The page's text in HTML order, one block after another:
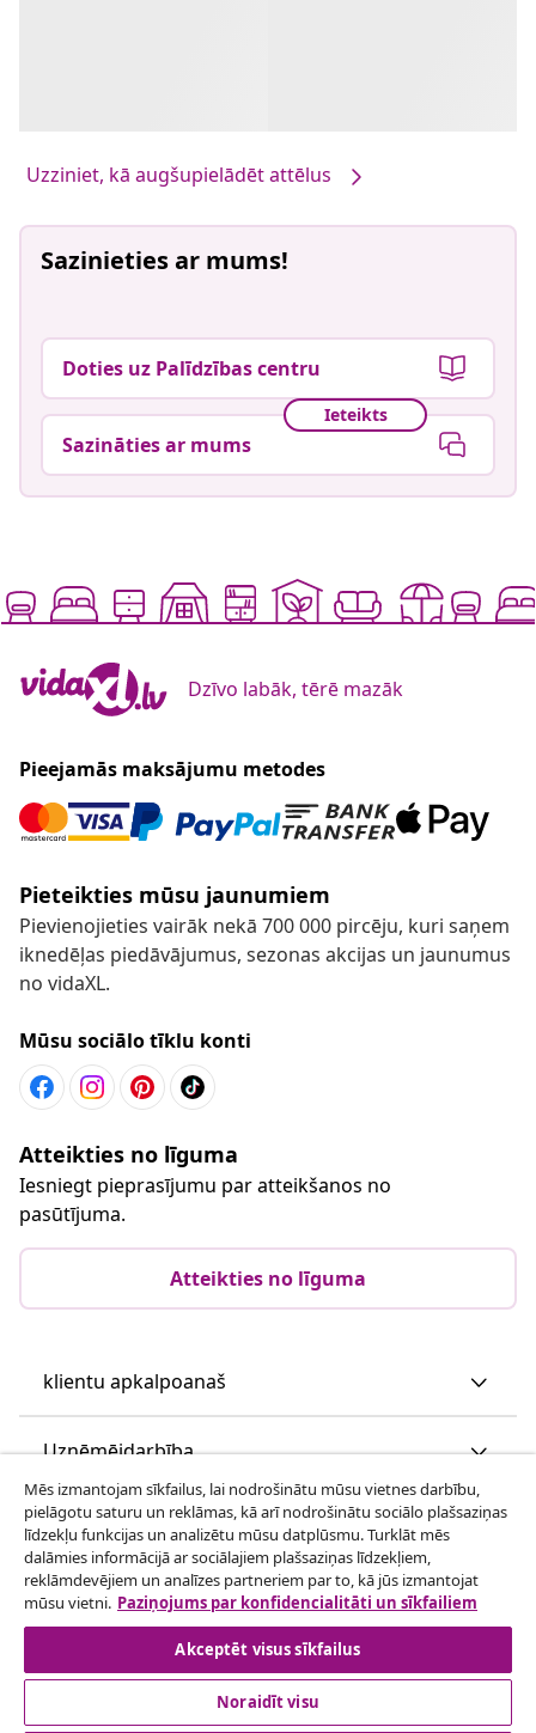
Uzziniet, kā augšupielādēt attēlus
Sazinieties ar mums!
Doties uz Palīdzības centru
Ieteikts
Sazināties ar mums
Dzīvo labāk, tērē mazāk
Pieejamās maksājumu metodes
Pieteikties mūsu jaunumiem
Pievienojieties vairāk nekā 700 000 pircēju, kuri saņem
iknedēļas piedāvājumus, sezonas akcijas un jaunumus
no vidaXL.
Mūsu sociālo tīklu konti
Atteikties no līguma
Iesniegt pieprasījumu par atteikšanos no
pasūtījuma.
Atteikties no līguma
klientu apkalpoanaš
Uzņēmējdarbība
vidaXL
Apskatiet vairāk
Mēs izmantojam sīkfailus, lai nodrošinātu mūsu vietnes darbību,
pielāgotu saturu un reklāmas, kā arī nodrošinātu sociālo plašsaziņas
līdzekļu funkcijas un analizētu mūsu datplūsmu. Turklāt mēs
dalāmies informācijā ar sociālajiem plašsaziņas līdzekļiem,
reklāmdevējiem un analīzes partneriem par to, kā jūs izmantojat
mūsu vietni. Paziņojums par konfidencialitāti un sīkfailiem
Akceptēt visus sīkfailus
Noraidīt visu